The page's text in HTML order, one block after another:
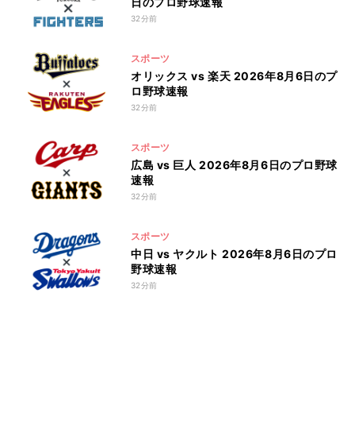
32分前
スポーツ
オリックス vs 楽天 2026年8月6日のプ
ロ野球速報
32分前
スポーツ
広島 vs 巨人 2026年8月6日のプロ野球
速報
32分前
スポーツ
中日 vs ヤクルト 2026年8月6日のプロ
野球速報
32分前